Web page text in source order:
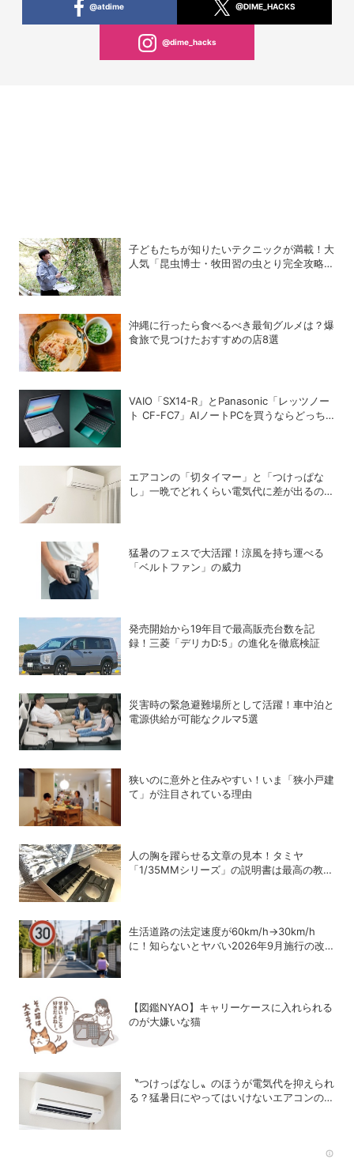
@atdime @DIME_HACKS
@dime_hacks
子どもたちが知りたいテクニックが満載！大
人気「昆虫博士・牧田習の虫とり完全攻略
沖縄に行ったら食べるべき最旬グルメは？爆
食旅で見つけたおすすめの店8選
VAIO「SX14-R」とPanasonic「レッツノー
ト CF-FC7」AIノートPCを買うならどっち
エアコンの「切タイマー」と「つけっぱな
し」一晩でどれくらい電気代に差が出るの
猛暑のフェスで大活躍！涼風を持ち運べる
「ベルトファン」の威力
発売開始から19年目で最高販売台数を記
録！三菱「デリカD:5」の進化を徹底検証
災害時の緊急避難場所として活躍！車中泊と
電源供給が可能なクルマ5選
狭いのに意外と住みやすい！いま「狭小戸建
て」が注目されている理由
人の胸を躍らせる文章の見本！タミヤ
「1/35MMシリーズ」の説明書は最高の教科
生活道路の法定速度が60km/h→30km/h
に！知らないとヤバい2026年9月施行の改
【図鑑NYAO】キャリーケースに入れられる
のが大嫌いな猫
〝つけっぱなし〟のほうが電気代を抑えられ
る？猛暑日にやってはいけないエアコンの使